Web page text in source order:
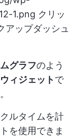
1.png クリッ
アップダッシュ
グラフのよう
ィジェットで
ルタイムを計
を使用できま